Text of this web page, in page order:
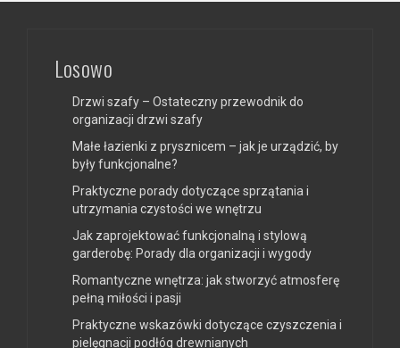
Losowo
Drzwi szafy – Ostateczny przewodnik do
organizacji drzwi szafy
Małe łazienki z prysznicem – jak je urządzić, by
były funkcjonalne?
Praktyczne porady dotyczące sprzątania i
utrzymania czystości we wnętrzu
Jak zaprojektować funkcjonalną i stylową
garderobę: Porady dla organizacji i wygody
Romantyczne wnętrza: jak stworzyć atmosferę
pełną miłości i pasji
Praktyczne wskazówki dotyczące czyszczenia i
pielęgnacji podłóg drewnianych